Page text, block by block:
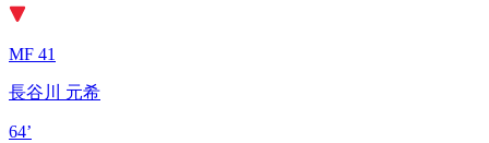
MF 41
長谷川 元希
64’